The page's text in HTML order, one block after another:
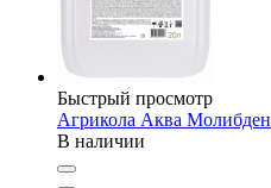
Быстрый просмотр
Агрикола Аква Молибден
В наличии